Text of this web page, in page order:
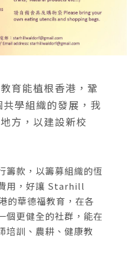
育能植根香港，鞏
學組織的發展，我
方，以建設新校
籌款，以籌募組織的恆
用，好讓 Starhill
的華德福教育，在各
個更健全的社群，能在
培訓、農耕、健康教